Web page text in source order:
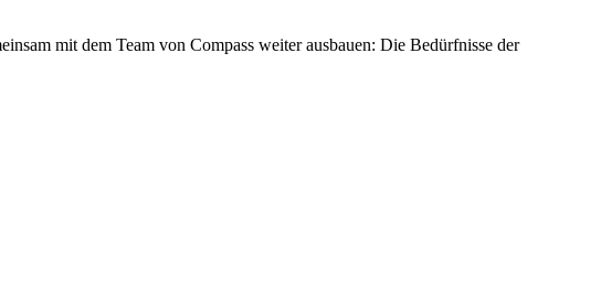
mit dem Team von Compass weiter ausbauen: Die Bedürfnisse der